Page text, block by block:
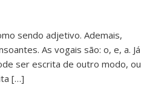
sendo adjetivo. Ademais,
As vogais são: o, e, a. Já
ser escrita de outro modo, ou
[…]